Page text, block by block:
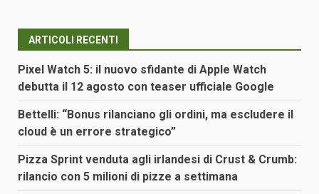
ARTICOLI RECENTI
Pixel Watch 5: il nuovo sfidante di Apple Watch
debutta il 12 agosto con teaser ufficiale Google
Bettelli: “Bonus rilanciano gli ordini, ma escludere il
cloud è un errore strategico”
Pizza Sprint venduta agli irlandesi di Crust & Crumb:
rilancio con 5 milioni di pizze a settimana